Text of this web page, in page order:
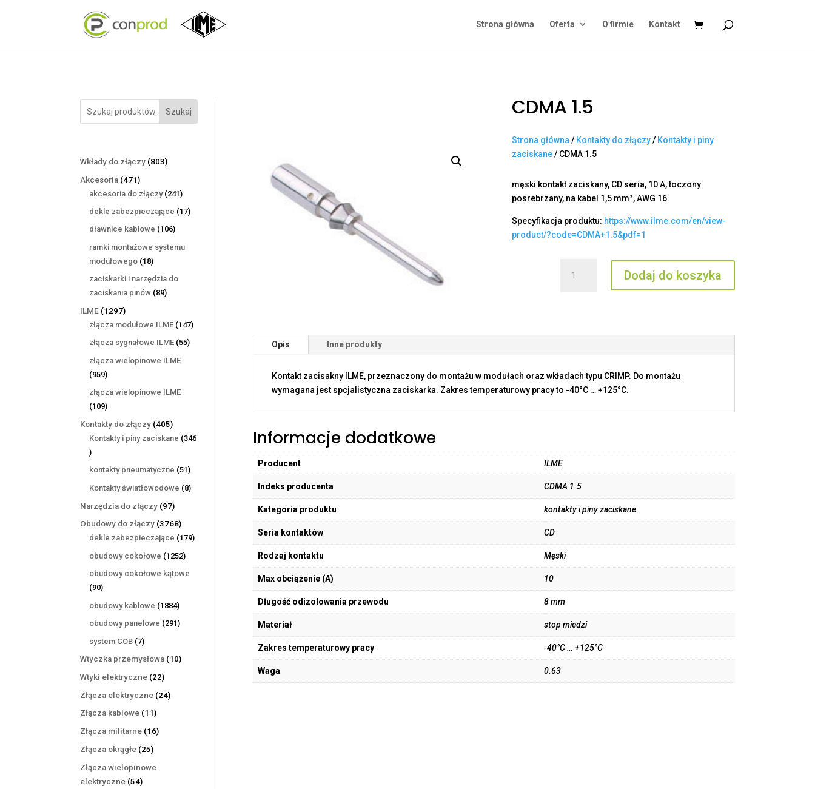
Strona główna Oferta O firmie Kontakt
Szukaj
Wkłady do złączy 803803
Akcesoria 471471
produktów
akcesoria do złączy 241241
produktów
dekle zabezpieczające 1717
dławnice kablowe 106106
ramki montażowe systemu
modułowego 1818
produktów
zaciskarki i narzędzia do
zaciskania pinów 8989
ILME 12971297
produktów
złącza modułowe ILME 147147
złącza sygnałowe ILME 5555
złącza wielopinowe ILME
959959
produktów
złącza wielopinowe ILME
109109
produktów
Kontakty do złączy 405405
produktów
Kontakty i piny zaciskane 346
346
produktów
kontakty pneumatyczne 5151
produktów
Kontakty światłowodowe 88
Narzędzia do złączy 9797
produktów
Obudowy do złączy 37683768
produktów
dekle zabezpieczające 179179
obudowy cokołowe 12521252
obudowy cokołowe kątowe
9090
produktów
obudowy kablowe 18841884
produkty
obudowy panelowe 291291
system COB 77
produktów
Wtyczka przemysłowa 1010
Wtyki elektryczne 2222
produkty
Złącza elektryczne 2424
Złącza kablowe 1111
produktów
Złącza militarne 1616
Złącza okrągłe 2525
Złącza wielopinowe
elektryczne 5454
CDMA 1.5
Strona główna / Kontakty do złączy/ Kontakty i piny
zaciskane/ CDMA 1.5
męski kontakt zaciskany, CD seria, 10 A, toczony
posrebrzany, na kabel 1,5 mm², AWG 16
Specyfikacja produktu: https://www.ilme.com/en/view-
product/?code=CDMA+1.5&pdf=1
CDMA
Dodaj do koszyka
Opis Inne produkty
Kontakt zacisakny ILME, przeznaczony do montażu w modułach oraz wkładach typu CRIMP. Do montażu
wymagana jest spcjalistyczna zaciskarka. Zakres temperaturowy pracy to -40°C … +125°C.
Informacje dodatkowe
Producent ILME
Indeks producenta CDMA 1.5
Kategoria produktu kontakty i piny zaciskane
Seria kontaktów CD
Rodzaj kontaktu Męski
Max obciążenie (A) 10
Długość odizolowania przewodu 8 mm
Materiał stop miedzi
Zakres temperaturowy pracy -40°C … +125°C
Waga 0.63